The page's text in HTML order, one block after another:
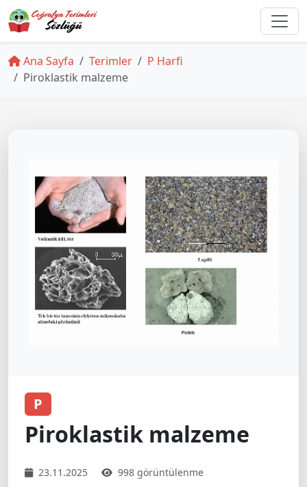
Ana Sayfa Terimler
P Harfi
Piroklastik malzeme
P
Piroklastik malzeme
23.11.2025 998 görüntülenme